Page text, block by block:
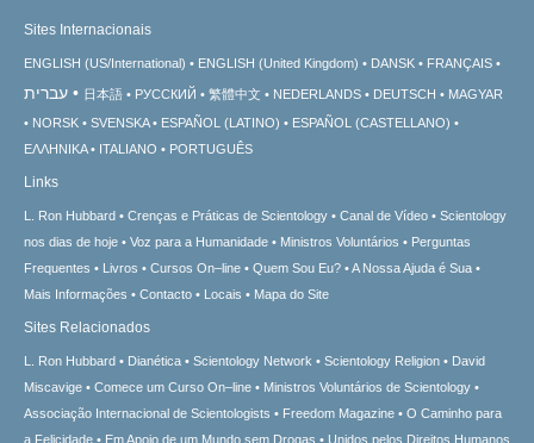
Sites Internacionais
ENGLISH (US/International) ENGLISH (United Kingdom) DANSK FRANÇAIS
עברית 日本語 РУССКИЙ 繁體中文 NEDERLANDS DEUTSCH
MAGYAR
NORSK
SVENSKA ESPAÑOL (LATINO)
ESPAÑOL (CASTELLANO)
ΕΛΛΗΝΙΚA
ITALIANO PORTUGUÊS
Links
L. Ron Hubbard Crenças e Práticas de Scientology Canal de Vídeo
Scientology
nos dias de hoje
Voz para a Humanidade Ministros Voluntários
Perguntas
Frequentes
Livros Cursos On–line Quem Sou Eu?
A Nossa Ajuda é Sua
Mais Informações
Contacto Locais Mapa do Site
Sites Relacionados
L. Ron Hubbard Dianética Scientology Network Scientology Religion
David
Miscavige
Comece um Curso On–line
Ministros Voluntários de Scientology
Associação Internacional de Scientologists
Freedom Magazine
O Caminho para
a Felicidade
Em Apoio de um Mundo sem Drogas Unidos pelos Direitos Humanos